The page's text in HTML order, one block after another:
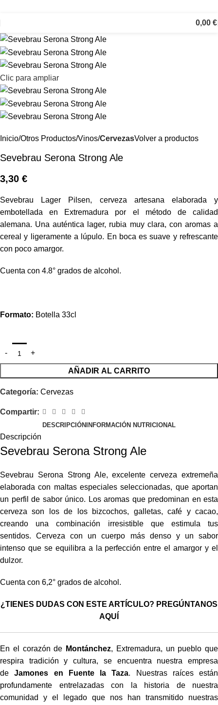
0,00 €
Clic para ampliar
Inicio Otros Productos Vinos CervezasVolver a productos
Sevebrau Serona Strong Ale
3,30 €
Sevebrau Lager Pilsen, cerveza artesana elaborada y
embotellada en Extremadura por el método de calidad
alemana. Una auténtica lager, rubia muy clara, con aromas a
cereal y ligeramente a lúpulo. En boca es suave y refrescante
con poco amargor.
Cuenta con 4.8° grados de alcohol.
Formato: Botella 33cl
AÑADIR AL CARRITO
Categoría: Cervezas
Compartir:
DESCRIPCIÓN INFORMACIÓN NUTRICIONAL
Descripción
Sevebrau Serona Strong Ale
Sevebrau Serona Strong Ale, excelente cerveza extremeña
elaborada con maltas especiales seleccionadas, que aportan
un perfil de sabor único. Los aromas que predominan en esta
cerveza son los de los bizcochos, galletas, café y cacao,
creando una combinación irresistible que estimula tus
sentidos. Cerveza con un cuerpo más denso y un sabor
intenso que se equilibra a la perfección entre el amargor y el
dulzor.
Cuenta con 6,2° grados de alcohol.
¿TIENES DUDAS CON ESTE ARTÍCULO? PREGÚNTANOS
AQUÍ
En el corazón de Montánchez, Extremadura, un pueblo que
respira tradición y cultura, se encuentra nuestra empresa
deJamones en Fuente la Taza. Nuestras raíces están
profundamente entrelazadas con la historia de nuestra
comunidad y el legado que nos han transmitido nuestras